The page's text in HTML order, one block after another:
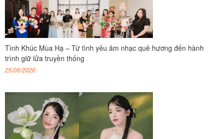
Tình Khúc Mùa Hạ – Từ tình yêu âm nhạc quê hương đến hành
trình giữ lửa truyền thống
25/06/2026